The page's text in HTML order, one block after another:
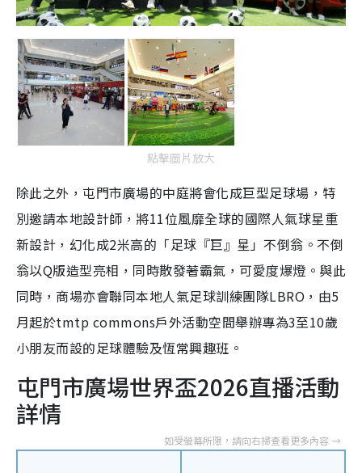
點擊圖片放大
除此之外，屯門市廣場的中庭將會化成巨型足球場，特
別邀請本地設計師，將11位風靡全球的國際人氣球星重
新設計，幻化成2米高的「足球『巨』星」不倒翁。不倒
翁以Q版造型亮相，同時散發著霸氣，可愛度爆燈。與此
同時，商場亦會聯同本地人氣足球訓練團隊LBRO，由5
月起於tmtp commons戶外活動空間舉辦專為3至10歲
小朋友而設的足球體驗及恆常興趣班。
屯門市廣場世界盃2026直播活動
詳情